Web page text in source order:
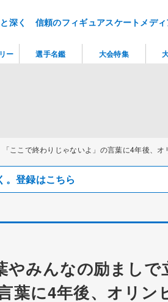
深く 信頼のフィギュアスケートメディ
こで終わりじゃないよ」の言葉に4年後、オ
登録はこちら
やみんなの励まし
葉に4年後、オリン
ー 選手名鑑 大会特集